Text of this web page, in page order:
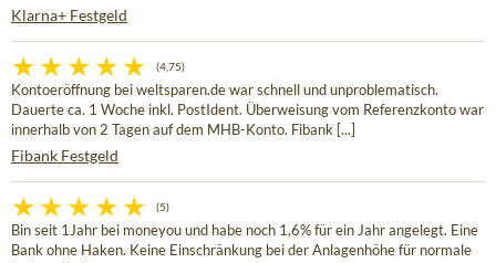
Klarna+ Festgeld
(4,75)
Kontoeröffnung bei weltsparen.de war schnell und unproblematisch.
Dauerte ca. 1 Woche inkl. PostIdent. Überweisung vom Referenzkonto war
innerhalb von 2 Tagen auf dem MHB-Konto. Fibank [...]
Fibank Festgeld
(5)
Bin seit 1Jahr bei moneyou und habe noch 1,6% für ein Jahr angelegt. Eine
Bank ohne Haken. Keine Einschränkung bei der Anlagenhöhe für normale